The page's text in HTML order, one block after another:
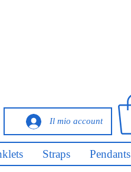
Il mio account
Straps Pendants